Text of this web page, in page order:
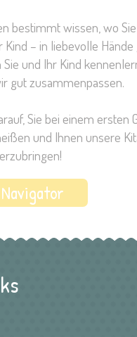
bestimmt wissen, wo
– in liebevolle Hände
und Ihr Kind
gut zusammenpassen.
Sie bei einem ersten
und Ihnen unsere